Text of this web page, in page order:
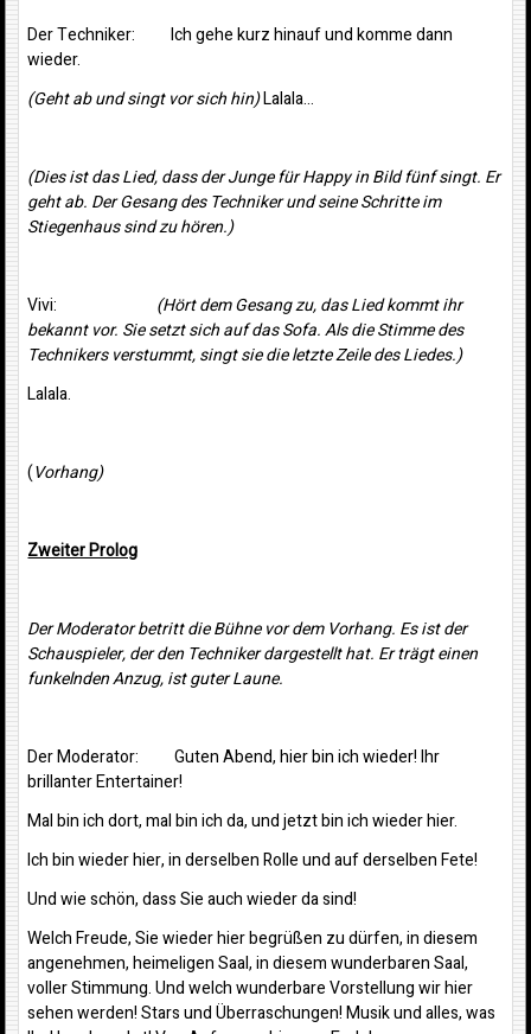
Der Techniker: Ich gehe kurz hinauf und komme dann
wieder.
(Geht ab und singt vor sich hin)Lalala…
(Dies ist das Lied, dass der Junge für Happy in Bild fünf singt. Er
geht ab. Der Gesang des Techniker und seine Schritte im
Stiegenhaus sind zu hören.)
Vivi: (Hört dem Gesang zu, das Lied kommt ihr
bekannt vor. Sie setzt sich auf das Sofa. Als die Stimme des
Technikers verstummt, singt sie die letzte Zeile des Liedes.)
Lalala.
(Vorhang)
Zweiter Prolog
Der Moderator betritt die Bühne vor dem Vorhang. Es ist der
Schauspieler, der den Techniker dargestellt hat. Er trägt einen
funkelnden Anzug, ist guter Laune.
Der Moderator: Guten Abend, hier bin ich wieder! Ihr
brillanter Entertainer!
Mal bin ich dort, mal bin ich da, und jetzt bin ich wieder hier.
Ich bin wieder hier, in derselben Rolle und auf derselben Fete!
Und wie schön, dass Sie auch wieder da sind!
Welch Freude, Sie wieder hier begrüßen zu dürfen, in diesem
angenehmen, heimeligen Saal, in diesem wunderbaren Saal,
voller Stimmung. Und welch wunderbare Vorstellung wir hier
sehen werden! Stars und Überraschungen! Musik und alles, was